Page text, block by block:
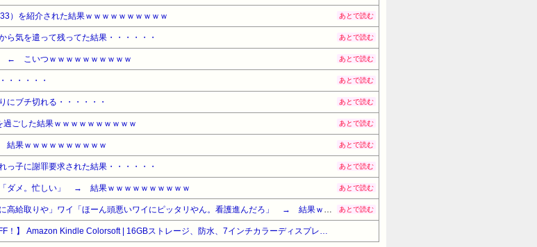
）を紹介された結果ｗｗｗｗｗｗｗｗｗｗ あとで読む
ら気を遣って残ってた結果・・・・・・ あとで読む
← こいつｗｗｗｗｗｗｗｗｗｗ あとで読む
・・・・・ あとで読む
にブチ切れる・・・・・・ あとで読む
過ごした結果ｗｗｗｗｗｗｗｗｗｗ あとで読む
果ｗｗｗｗｗｗｗｗｗｗ あとで読む
っ子に謝罪要求された結果・・・・・・ あとで読む
「ダメ。忙しい」 → 結果ｗｗｗｗｗｗｗｗｗｗ あとで読む
【愕然】お前ら「看護はバカでもできる割に高給取りや」ワイ「ほーん頭悪いワイにピッタリやん。看護進んだろ」 → 結果ｗｗｗｗｗｗｗｗｗｗ あとで読む
【Amazonデバイスサマーセール】【20%OFF！】 Amazon Kindle Colorsoft | 16GBストレージ、防水、7インチカラーディスプレイ、色調調節ライト、最大8週間持続バッテリー、広告無し、ブラック (2025年発売)